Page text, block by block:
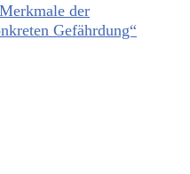
der
Gefährdung“